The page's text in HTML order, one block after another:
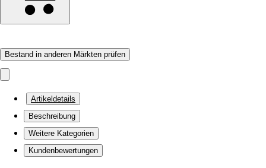
Bestand in anderen Märkten prüfen
Artikeldetails
Beschreibung
Weitere Kategorien
Kundenbewertungen